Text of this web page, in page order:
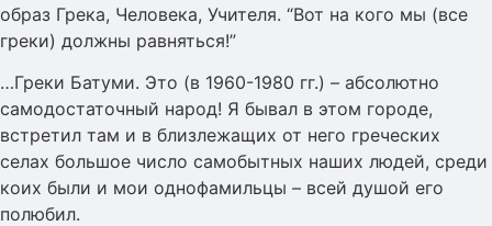
образ Грека, Человека, Учителя. “Вот на кого мы (все
греки) должны равняться!”
…Греки Батуми. Это (в 1960-1980 гг.) – абсолютно
самодостаточный народ! Я бывал в этом городе,
встретил там и в близлежащих от него греческих
селах большое число самобытных наших людей, среди
коих были и мои однофамильцы – всей душой его
полюбил.